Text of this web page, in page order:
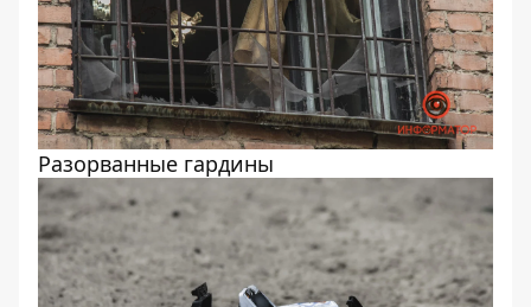
Разорванные гардины